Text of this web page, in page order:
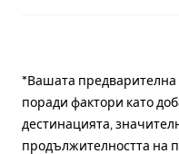
*Вашата
поради фактори като
дестинацията,
продължителността на